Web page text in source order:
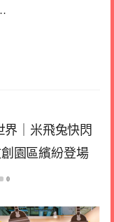
界｜米飛兔快閃
園區繽紛登場
0